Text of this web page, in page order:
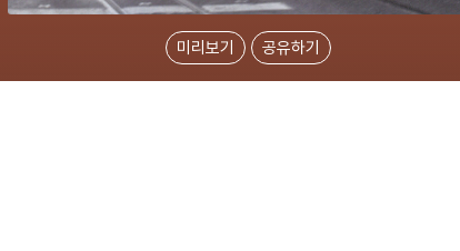
미리보기 공유하기